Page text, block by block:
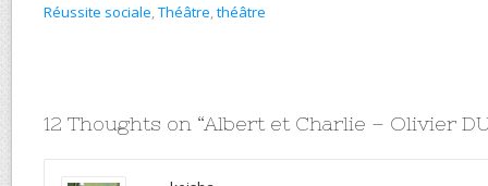
Réussite sociale,Théâtre,théâtre
12 Thoughts on “Albert et Charlie – Olivier